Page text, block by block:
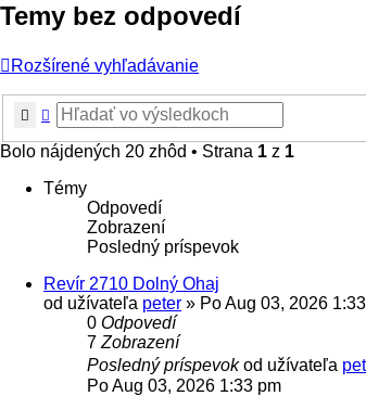
Temy bez odpovedí
Rozšírené vyhľadávanie
HľadaťRozšírené vyhľadávanie
Bolo nájdených 20 zhôd • Strana 1 z 1
Témy
Odpovedí
Zobrazení
Posledný príspevok
Revír 2710 Dolný Ohaj
od užívateľa peter » Po Aug 03, 2026
0 Odpovedí
7 Zobrazení
Posledný príspevokod užívateľa
Po Aug 03, 2026 1:33 pm